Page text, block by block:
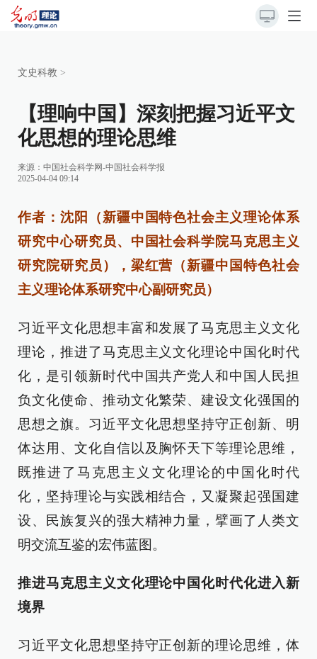
文史科教 >
【理响中国】深刻把握习近平文
化思想的理论思维
来源： 中国社会科学网-中国社会科学报
2025-04-04 09:14
作者：沈阳（新疆中国特色社会主义理论体系
研究中心研究员、中国社会科学院马克思主义
研究院研究员），梁红营（新疆中国特色社会
主义理论体系研究中心副研究员）
习近平文化思想丰富和发展了马克思主义文化
理论，推进了马克思主义文化理论中国化时代
化，是引领新时代中国共产党人和中国人民担
负文化使命、推动文化繁荣、建设文化强国的
思想之旗。习近平文化思想坚持守正创新、明
体达用、文化自信以及胸怀天下等理论思维，
既推进了马克思主义文化理论的中国化时代
化，坚持理论与实践相结合，又凝聚起强国建
设、民族复兴的强大精神力量，擘画了人类文
明交流互鉴的宏伟蓝图。
推进马克思主义文化理论中国化时代化进入新
境界
习近平文化思想坚持守正创新的理论思维，体